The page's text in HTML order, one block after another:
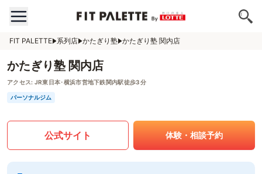
FIT PALETTE 系列店 かたぎり塾 かたぎり塾 関内店
かたぎり塾 関内店
アクセス: JR東日本･横浜市営地下鉄関内駅徒歩3分
パーソナルジム
公式サイト 体験・相談予約